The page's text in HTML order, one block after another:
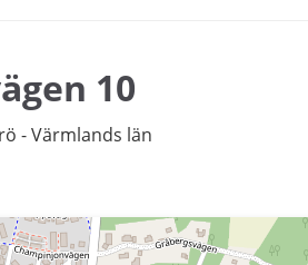
10
- Värmlands län